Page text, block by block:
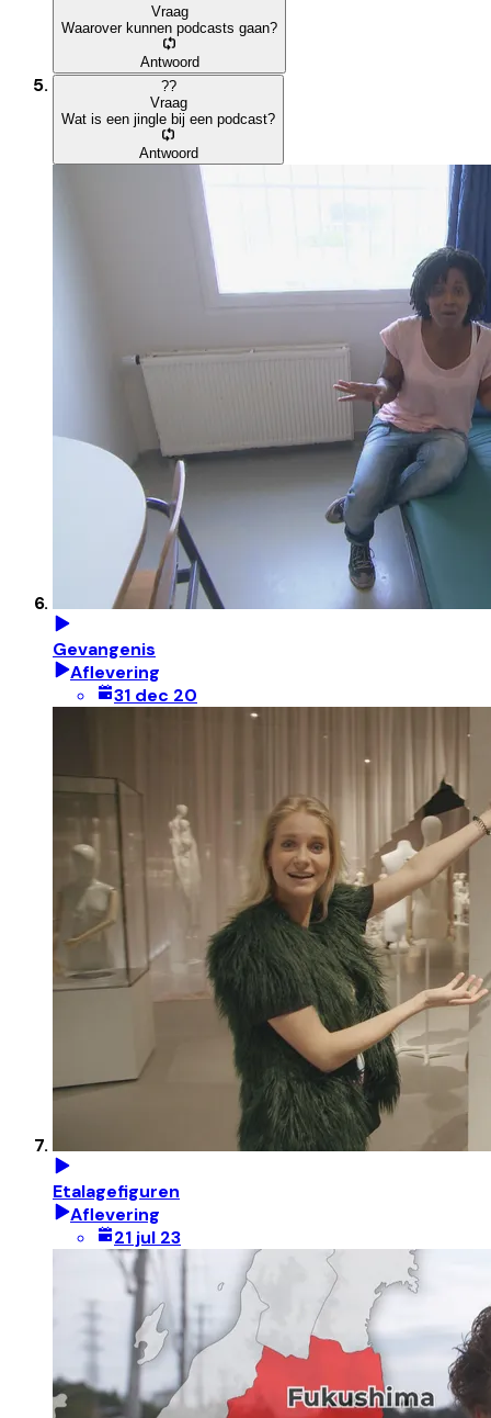
Vraag
Waarover kunnen podcasts gaan?
Antwoord
??
Vraag
Wat is een jingle bij een podcast?
Antwoord
Gevangenis
Aflevering
31 dec 20
Etalagefiguren
Aflevering
21 jul 23